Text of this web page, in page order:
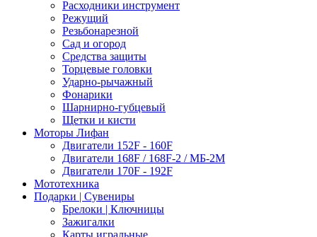
Расходники инструмент
Режущий
Резьбонарезной
Сад и огород
Средства защиты
Торцевые головки
Ударно-рычажный
Фонарики
Шарнирно-губцевый
Щетки и кисти
Моторы Лифан
Двигатели 152F - 160F
Двигатели 168F / 168F-2 / МБ-2М
Двигатели 170F - 192F
Мототехника
Подарки | Сувениры
Брелоки | Ключницы
Зажигалки
Карты игральные